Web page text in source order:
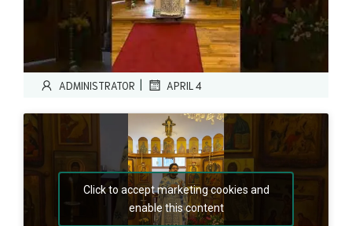
ADMINISTRATOR | APRIL 4
Click to accept marketing cookies and
enable this content